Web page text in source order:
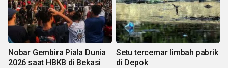
Nobar Gembira Piala Dunia
2026 saat HBKB di Bekasi
Setu tercemar limbah pabrik
di Depok